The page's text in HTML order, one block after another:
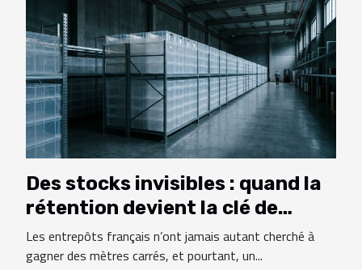
Des stocks invisibles : quand la
rétention devient la clé de
l’efficacité
Les entrepôts français n’ont jamais autant cherché à
gagner des mètres carrés, et pourtant, un...